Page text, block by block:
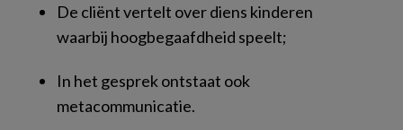
De cliënt vertelt over diens kinderen
waarbij hoogbegaafdheid speelt;
In het gesprek ontstaat ook
metacommunicatie.